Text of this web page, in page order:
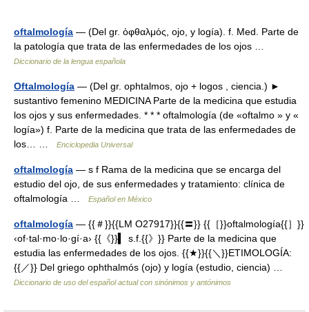
oftalmología — (Del gr. ὀφθαλμός, ojo, y logía). f. Med. Parte de
la patología que trata de las enfermedades de los ojos …
Diccionario de la lengua española
Oftalmología — (Del gr. ophtalmos, ojo + logos , ciencia.) ►
sustantivo femenino MEDICINA Parte de la medicina que estudia
los ojos y sus enfermedades. * * * oftalmología (de «oftalmo » y «
logía») f. Parte de la medicina que trata de las enfermedades de
los… …
Enciclopedia Universal
oftalmología — s f Rama de la medicina que se encarga del
estudio del ojo, de sus enfermedades y tratamiento: clínica de
oftalmología …
Español en México
oftalmología — {{＃}}{{LM O27917}}{{〓}} {{［}}oftalmología{{］}}
‹of·tal·mo·lo·gí·a› {{《}}▍ s.f.{{》}} Parte de la medicina que
estudia las enfermedades de los ojos. {{★}}{{＼}}ETIMOLOGÍA:
{{／}} Del griego ophthalmós (ojo) y logía (estudio, ciencia) …
Diccionario de uso del español actual con sinónimos y antónimos